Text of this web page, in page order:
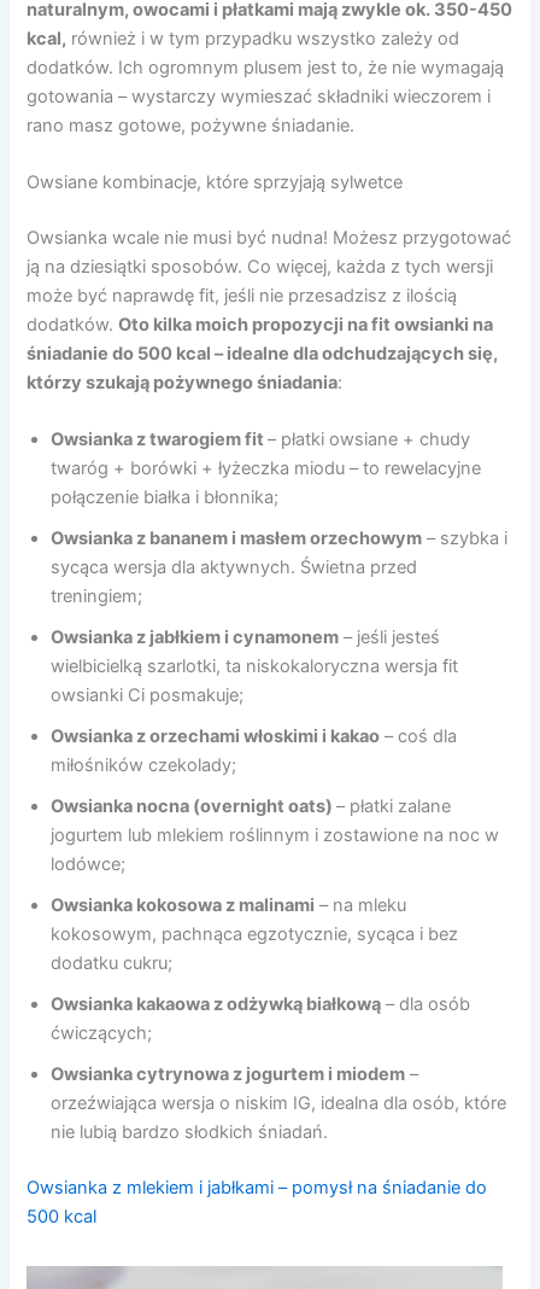
naturalnym, owocami i płatkami mają zwykle ok. 350-450
kcal, również i w tym przypadku wszystko zależy od
dodatków. Ich ogromnym plusem jest to, że nie wymagają
gotowania – wystarczy wymieszać składniki wieczorem i
rano masz gotowe, pożywne śniadanie.
Owsiane kombinacje, które sprzyjają sylwetce
Owsianka wcale nie musi być nudna! Możesz przygotować
ją na dziesiątki sposobów. Co więcej, każda z tych wersji
może być naprawdę fit, jeśli nie przesadzisz z ilością
dodatków.Oto kilka moich propozycji na fit owsianki na
śniadanie do 500 kcal – idealne dla odchudzających się,
którzy szukają pożywnegośniadania:
Owsianka z twarogiem fit– płatki owsiane + chudy
twaróg + borówki + łyżeczka miodu – to rewelacyjne
połączenie białka i błonnika;
Owsianka z bananem i masłem orzechowym – szybka i
sycąca wersja dla aktywnych. Świetna przed
treningiem;
Owsianka z jabłkiem i cynamonem – jeśli jesteś
wielbicielką szarlotki, ta niskokaloryczna wersja fit
owsianki Ci posmakuje;
Owsianka z orzechami włoskimi i kakao – coś dla
miłośników czekolady;
Owsianka nocna (overnight oats)– płatki zalane
jogurtem lub mlekiem roślinnym i zostawione na noc w
lodówce;
Owsianka kokosowa z malinami – na mleku
kokosowym, pachnąca egzotycznie, sycąca i bez
dodatku cukru;
Owsianka kakaowa z odżywką białkową – dla osób
ćwiczących;
Owsianka cytrynowa z jogurtem i miodem –
orzeźwiająca wersja o niskim IG, idealna dla osób, które
nie lubią bardzo słodkich śniadań.
Owsianka z mlekiem i jabłkami – pomysł na śniadanie do
500 kcal